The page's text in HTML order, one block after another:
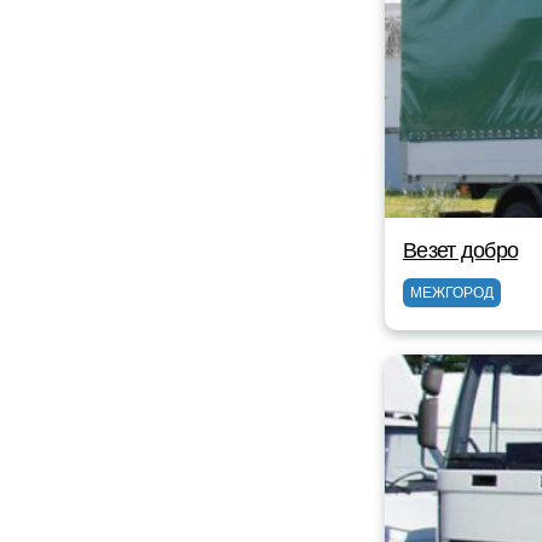
Везет добро
МЕЖГОРОД